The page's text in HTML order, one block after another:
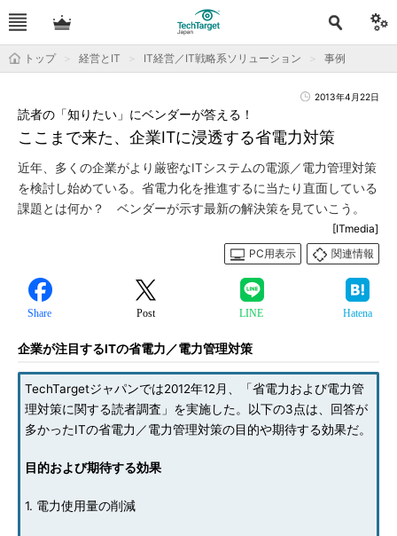
トップ 経営とIT IT経営／IT戦略系ソリューション 事例
2013年4月22日
ここまで来た、企業ITに浸透する省電力対策
読者の「知りたい」にベンダーが答える！
近年、多くの企業がより厳密なITシステムの電源／電力管理対策
を検討し始めている。省電力化を推進するに当たり直面している
課題とは何か？ ベンダーが示す最新の解決策を見ていこう。
[ITmedia]
PC用表示
関連情報
Share Post LINE Hatena
企業が注目するITの省電力／電力管理対策
TechTargetジャパンでは2012年12月、「省電力および電力管
理対策に関する読者調査」を実施した。以下の3点は、回答が
多かったITの省電力／電力管理対策の目的や期待する効果だ。
目的および期待する効果
1. 電力使用量の削減